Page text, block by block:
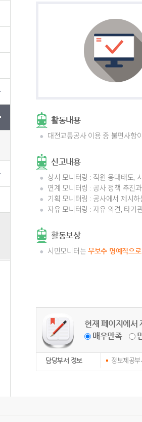
활동내용
대전교통공사 이용 중 불편사항
신고내용
상시 모니터링 : 직원 응대태도,
연계 모니터링 : 공사 정책 추진
기획 모니터링 : 공사에서 제시
자유 모니터링 : 자유 의견, 타기
활동보상
시민모니터는무보수 명예직으
현재 페이지에서
매우만족
담당부서 정보 정보제공부